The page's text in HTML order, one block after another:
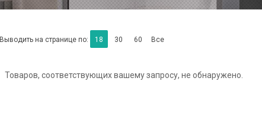
Выводить на странице по: 18 30 60 Все
Товаров, соответствующих вашему запросу, не обнаружено.